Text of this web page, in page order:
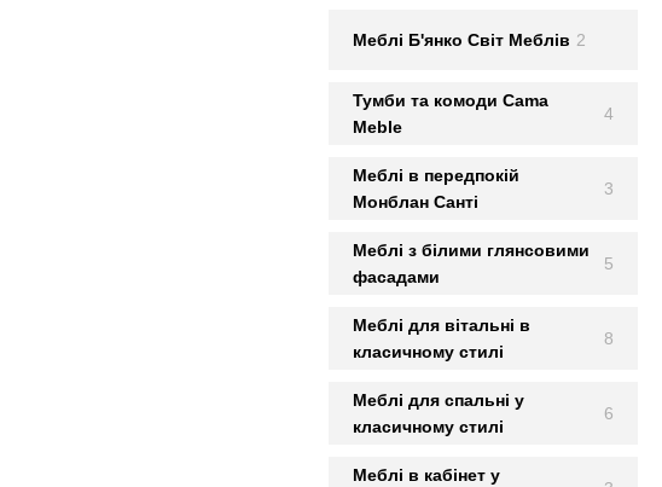
Меблi Б'янко Світ Меблів 2
Тумби та комоди Cama
Meble
4
Меблі в передпокій
Монблан Сантi
3
Меблі з білими глянсовими
фасадами
5
Меблі для вітальні в
класичному стилі
8
Меблі для спальні у
класичному стилі
6
Меблі в кабінет у